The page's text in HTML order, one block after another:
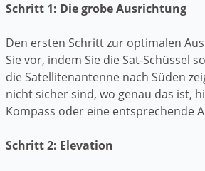
Schritt 1: Die grobe Ausrichtung
Den ersten Schritt zur optimalen
Sie vor, indem Sie die Sat-Schüssel
die Satellitenantenne nach Süden
nicht sicher sind, wo genau das ist,
Kompass oder eine entsprechende
Schritt 2: Elevation